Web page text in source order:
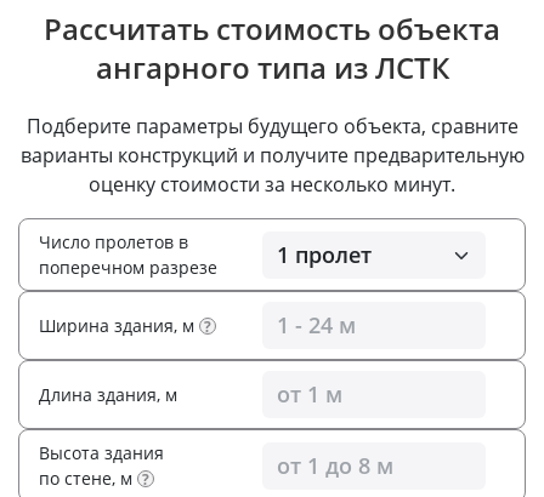
Рассчитать стоимость объекта
ангарного типа из ЛСТК
Подберите параметры будущего объекта, сравните
варианты конструкций и получите предварительную
оценку стоимости за несколько минут.
Число пролетов в
поперечном разрезе
Ширина здания, м ?
Длина здания, м
Высота здания
по стене, м ?